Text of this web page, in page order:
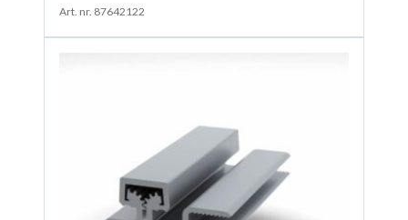
Art. nr. 87642122